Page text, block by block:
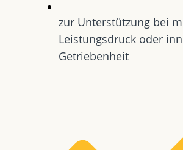
zur Unterstützung bei
Leistungsdruck oder
Getriebenheit